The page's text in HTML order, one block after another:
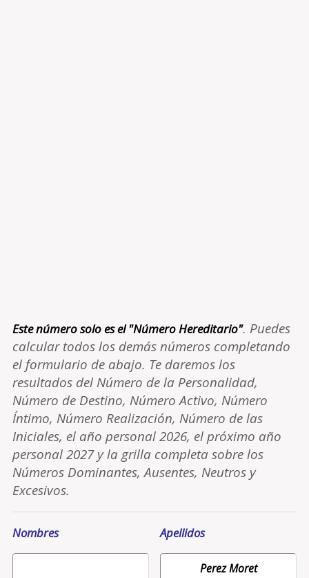
Este número solo es el "Número Hereditario". Puedes
calcular todos los demás números completando
el formulario de abajo. Te daremos los
resultados del Número de la Personalidad,
Número de Destino, Número Activo, Número
Íntimo, Número Realización, Número de las
Iniciales, el año personal 2026, el próximo año
personal 2027 y la grilla completa sobre los
Números Dominantes, Ausentes, Neutros y
Excesivos.
Nombres Apellidos